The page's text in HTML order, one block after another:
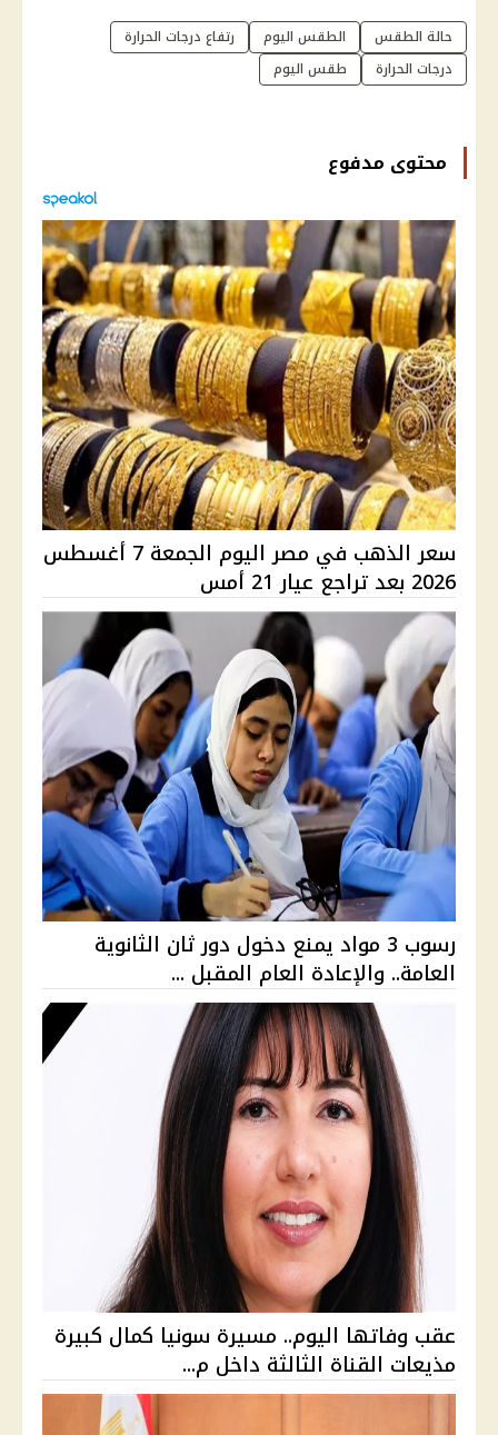
حالة الطقس الطقس اليوم
رتفاع درجات الحرارة
درجات الحرارة
طقس اليوم
محتوى مدفوع
سعر الذهب في مصر اليوم الجمعة 7 أغسطس
2026 بعد تراجع عيار 21 أمس
رسوب 3 مواد يمنع دخول دور ثان الثانوية
العامة.. والإعادة العام المقبل ...
عقب وفاتها اليوم.. مسيرة سونيا كمال كبيرة
مذيعات القناة الثالثة داخل م...